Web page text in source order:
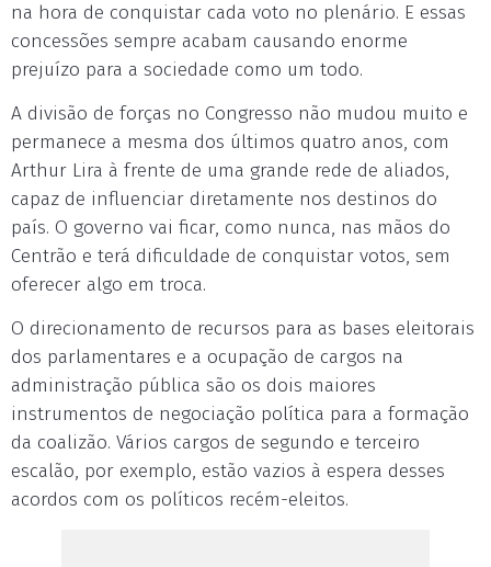
na hora de conquistar cada voto no plenário. E essas
concessões sempre acabam causando enorme
prejuízo para a sociedade como um todo.
A divisão de forças no Congresso não mudou muito e
permanece a mesma dos últimos quatro anos, com
Arthur Lira à frente de uma grande rede de aliados,
capaz de influenciar diretamente nos destinos do
país. O governo vai ficar, como nunca, nas mãos do
Centrão e terá dificuldade de conquistar votos, sem
oferecer algo em troca.
O direcionamento de recursos para as bases eleitorais
dos parlamentares e a ocupação de cargos na
administração pública são os dois maiores
instrumentos de negociação política para a formação
da coalizão. Vários cargos de segundo e terceiro
escalão, por exemplo, estão vazios à espera desses
acordos com os políticos recém-eleitos.